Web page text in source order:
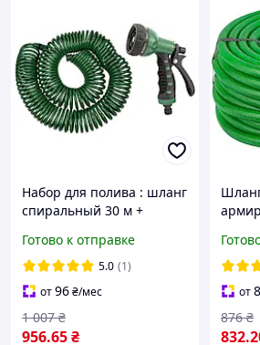
Набор для полива : шланг
спиральный 30 м +
режимный GRAD
(5019085)
Готово к отправке
5.0 (1)
от96₴/мес
956.65₴
1 007 ₴
от
832
876 ₴